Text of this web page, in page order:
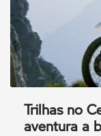
Trilhas no
aventura a